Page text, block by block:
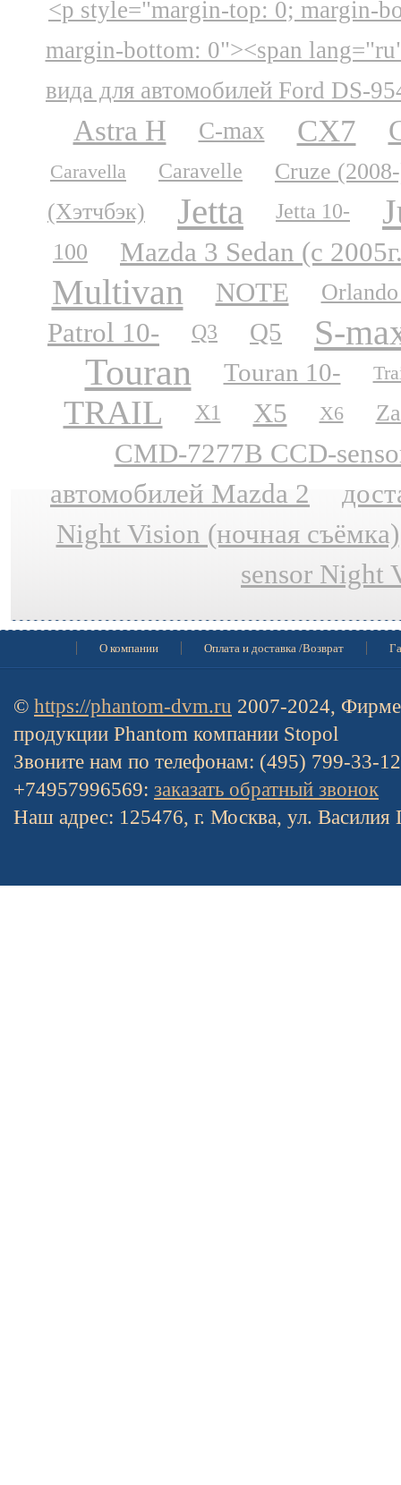
<p style="margin-top: 0; margin-
margin-bottom: 0"><span
вида для автомобилей Ford DS-
Astra H C-max CX7
Caravella Caravelle
Cruze
(Хэтчбэк)
Jetta Jetta 10-
100 Mazda 3 Sedan (с
Multivan NOTE
Patrol 10- Q3 Q5 S-
Touran Touran 10-
TRAIL X1 X5 X6
CMD-7277B CCD-
автомобилей Mazda 2
Night Vision (ночная съёмка)
sensor Night
О компании Оплата и доставка /Возврат
© https://phantom-dvm.ru 2007-2024,
продукции Phantom компании Stopol
Звоните нам по телефонам: (495) 799-33-
+74957996569: заказать обратный звонок
Наш адрес: 125476, г. Москва, ул. Василия